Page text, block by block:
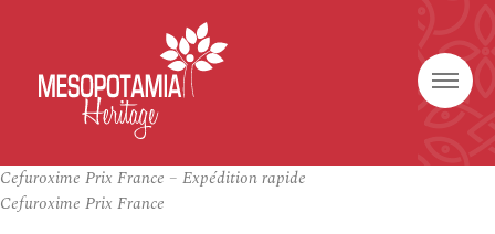
Cefuroxime Prix France – Expédition rapide
Cefuroxime Prix France